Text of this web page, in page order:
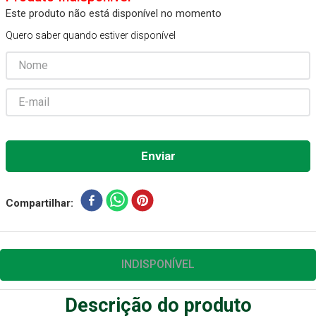
Este produto não está disponível no momento
Quero saber quando estiver disponível
Compartilhar
INDISPONÍVEL
Descrição do produto
5º Aparelho Pressão
6 º Littmann
Absorvente Geriatrico
8º Gaze Esteril
9º